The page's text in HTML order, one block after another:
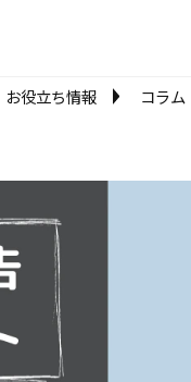
お役立ち情報 コラム